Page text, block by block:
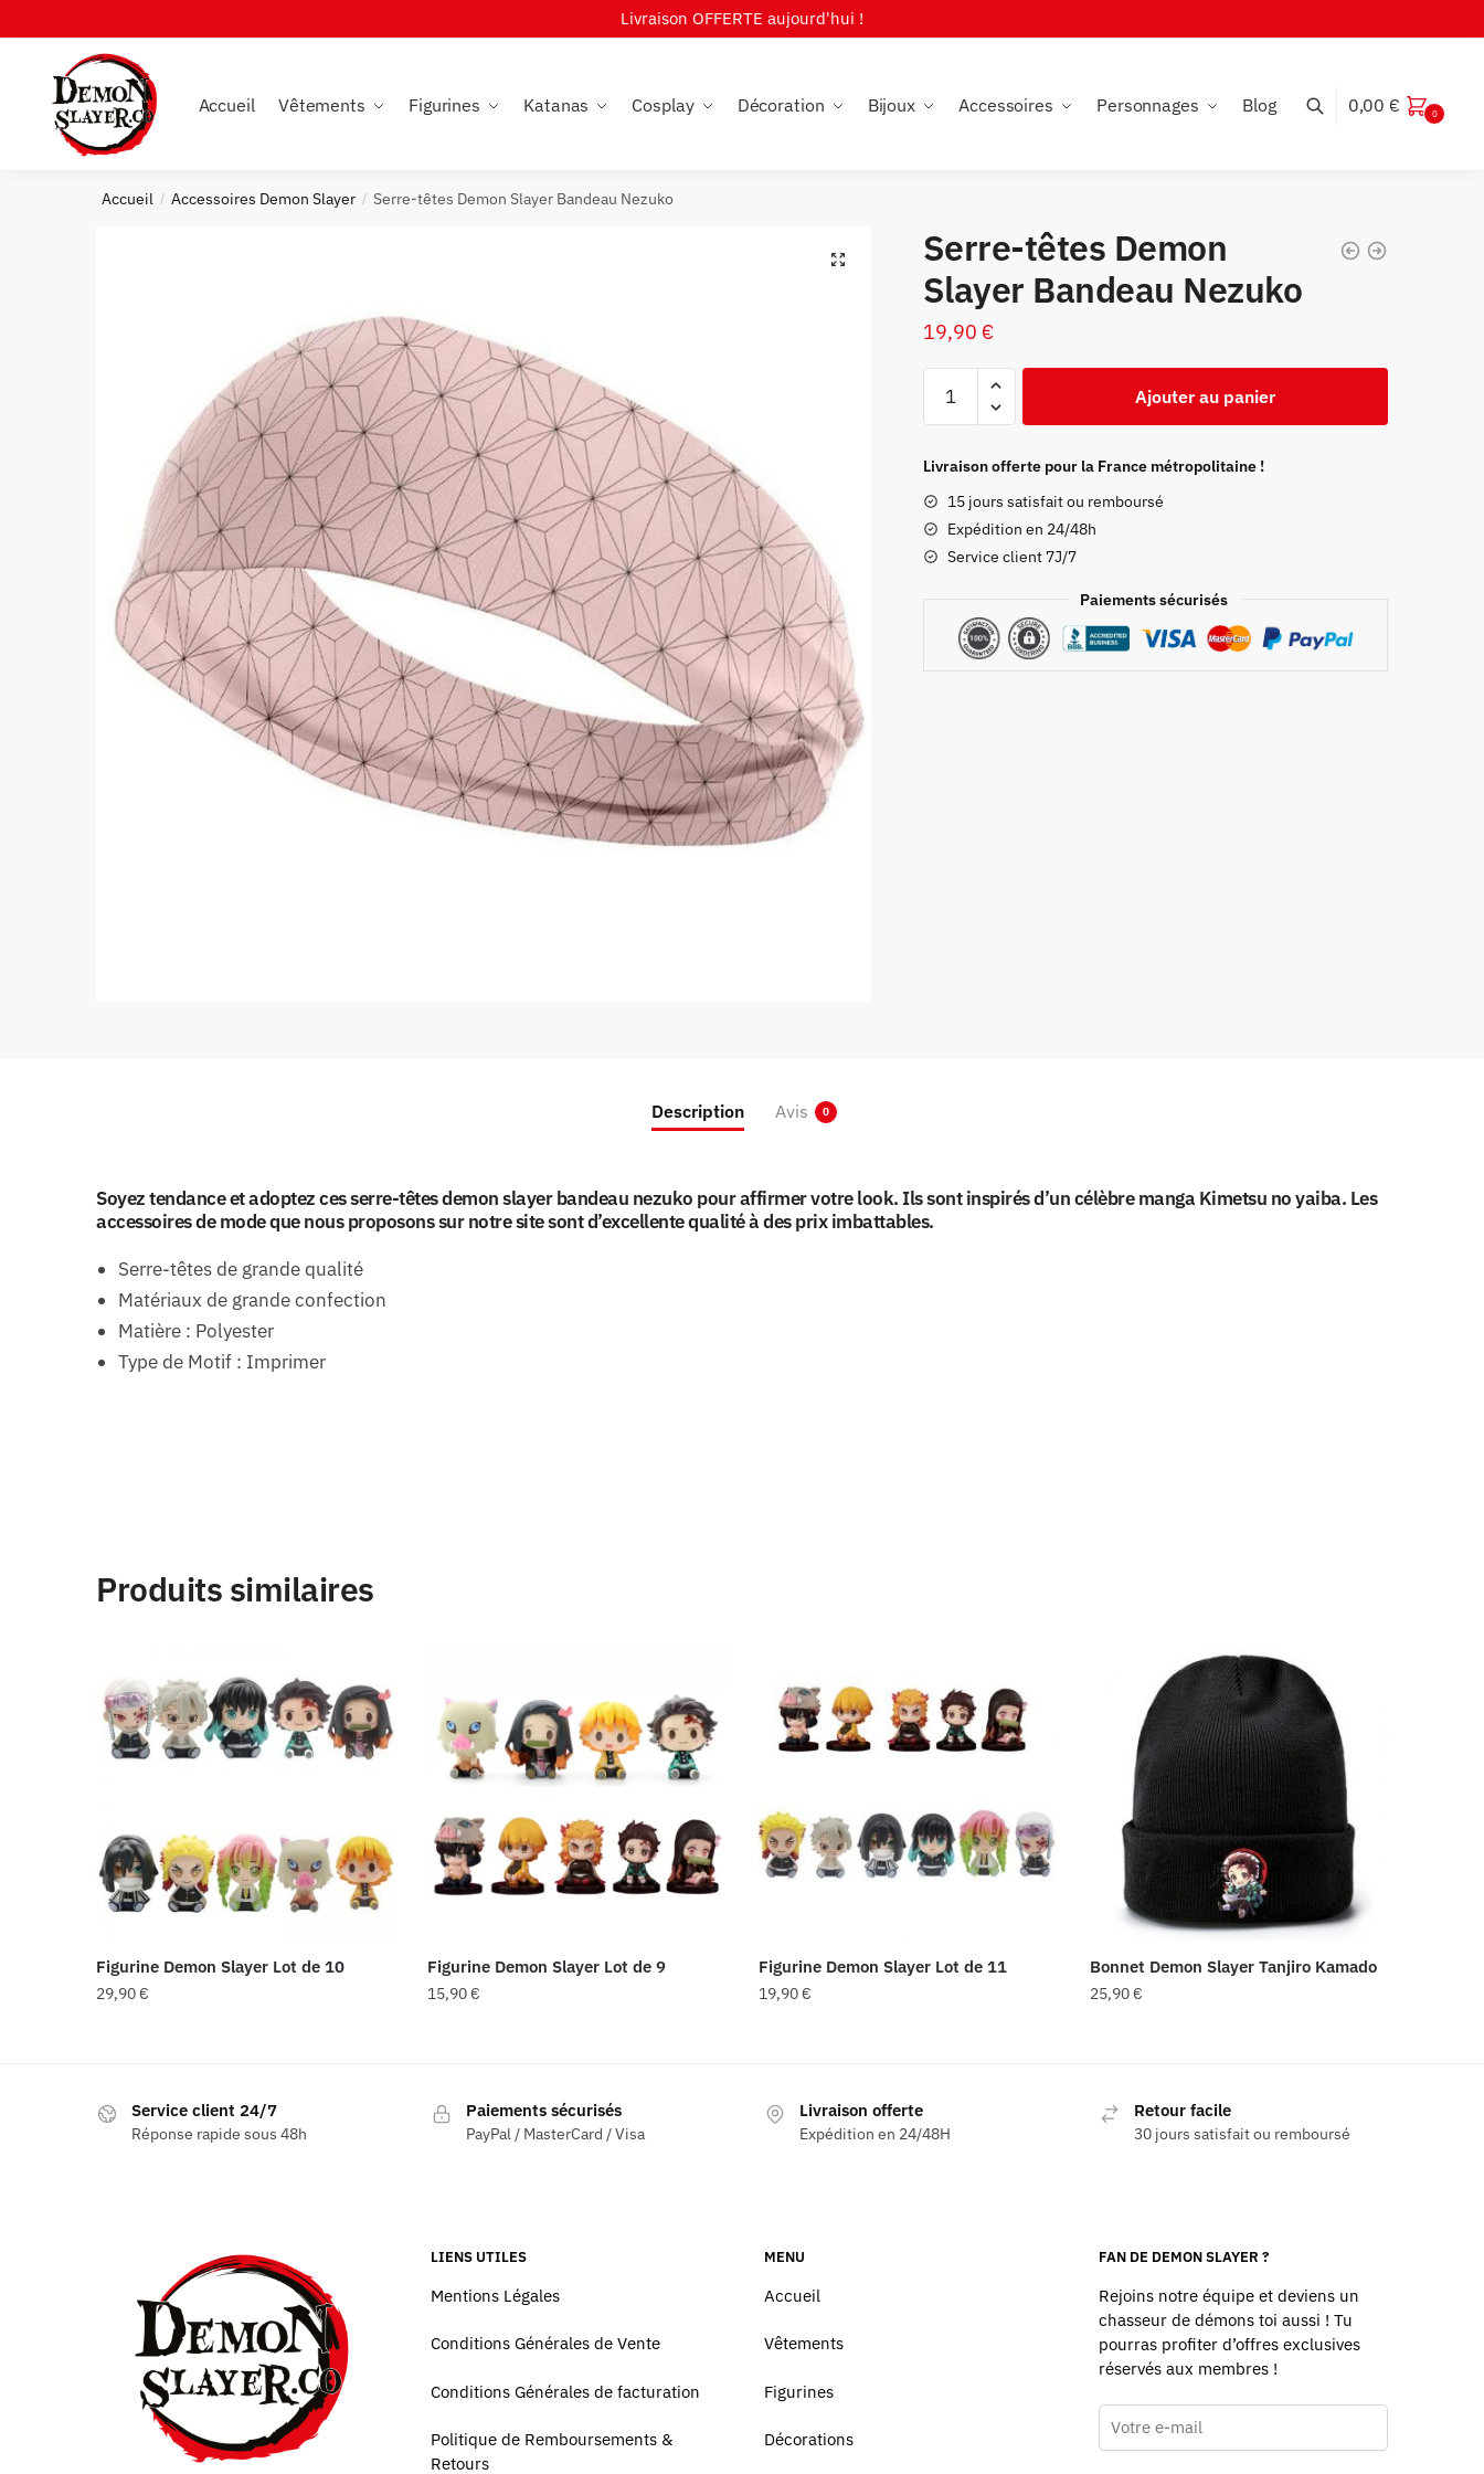
to
navigation
to
Livraison OFFERTE aujourd'hui !
Accueil Vêtements Figurines Katanas Cosplay Décoration Bijoux Accessoires Personnages Blog 0,00 € 0
Accueil / Accessoires Demon Slayer / Serre-têtes Demon Slayer Bandeau Nezuko
🔍
Serre-têtes Demon
Slayer Bandeau Nezuko
19,90 €
têtes
Demon
Slayer
Bandeau
Ajouter au panier
Livraison offerte pour la France métropolitaine !
15 jours satisfait ou remboursé
Expédition en 24/48h
Service client 7J/7
Paiements sécurisés
Description Avis 0
Soyez tendance et adoptez ces serre-têtes demon slayer bandeau nezuko pour affirmer votre look. Ils sont inspirés d’un célèbre manga Kimetsu no yaiba. Les
accessoires de mode que nous proposons sur notre site sont d’excellente qualité à des prix imbattables.
Serre-têtes de grande qualité
Matériaux de grande confection
Matière : Polyester
Type de Motif : Imprimer
Produits similaires
Figurine Demon Slayer Lot de 10
29,90€
Figurine Demon Slayer Lot de 9
15,90€
Figurine Demon Slayer Lot de 11
19,90€
Bonnet Demon Slayer Tanjiro Kamado
25,90€
Service client 24/7
Réponse rapide sous 48h
Paiements sécurisés
PayPal / MasterCard / Visa
Livraison offerte
Expédition en 24/48H
Retour facile
30 jours satisfait ou remboursé
LIENS UTILES
Mentions Légales
Conditions Générales de Vente
Conditions Générales de facturation
Politique de Remboursements &
Retours
MENU
Accueil
Vêtements
Figurines
Décorations
FAN DE DEMON SLAYER ?
Rejoins notre équipe et deviens un
chasseur de démons toi aussi ! Tu
pourras profiter d’offres exclusives
réservés aux membres !